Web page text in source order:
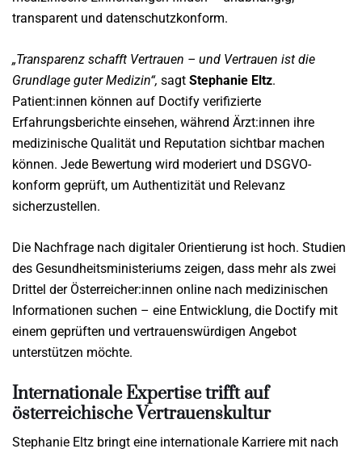
transparent und datenschutzkonform.
„Transparenz schafft Vertrauen – und Vertrauen ist die
Grundlage guter Medizin“, sagt Stephanie Eltz.
Patient:innen können auf Doctify verifizierte
Erfahrungsberichte einsehen, während Ärzt:innen ihre
medizinische Qualität und Reputation sichtbar machen
können. Jede Bewertung wird moderiert und DSGVO-
konform geprüft, um Authentizität und Relevanz
sicherzustellen.
Die Nachfrage nach digitaler Orientierung ist hoch. Studien
des Gesundheitsministeriums zeigen, dass mehr als zwei
Drittel der Österreicher:innen online nach medizinischen
Informationen suchen – eine Entwicklung, die Doctify mit
einem geprüften und vertrauenswürdigen Angebot
unterstützen möchte.
Internationale Expertise trifft auf
österreichische Vertrauenskultur
Stephanie Eltz bringt eine internationale Karriere mit nach